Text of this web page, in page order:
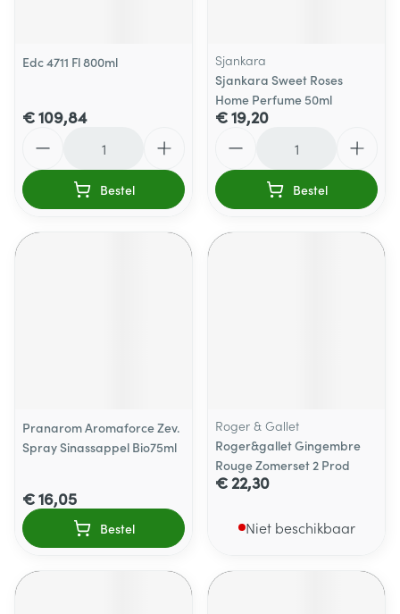
Edc 4711 Fl 800ml
€ 109,84
Bestel
Sjankara
Sjankara Sweet Roses
Home Perfume 50ml
€ 19,20
Bestel
Pranarom Aromaforce Zev.
Spray Sinassappel Bio75ml
€ 16,05
Bestel
Roger & Gallet
Roger&gallet Gingembre
Rouge Zomerset 2 Prod
€ 22,30
Niet beschikbaar